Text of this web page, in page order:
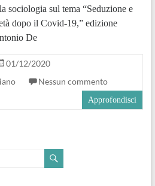
sociologia sul tema “Seduzione e
dopo il Covid-19,” edizione
De
01/12/2020
Nessun commento
Approfondisci